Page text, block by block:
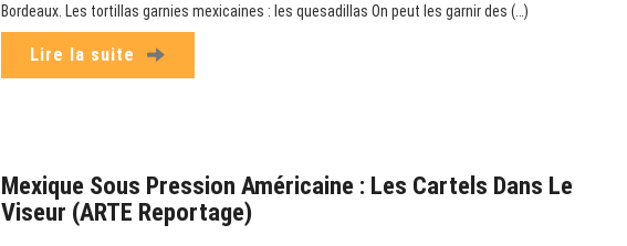
Bordeaux. Les tortillas garnies mexicaines : les quesadillas On peut les garnir des (…)
Lire la suite
Mexique Sous Pression Américaine : Les Cartels Dans Le
Viseur (ARTE Reportage)